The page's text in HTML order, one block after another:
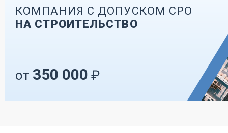
КОМПАНИЯ С ДОПУСКОМ СРО
НА СТРОИТЕЛЬСТВО
от 350 000 ₽